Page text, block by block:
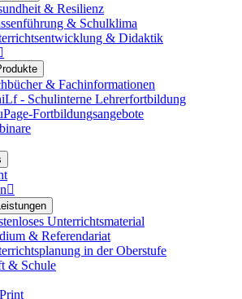
& Resilienz
& Schulklima
& Didaktik
& Fachinformationen
- Schulinterne Lehrerfortbildung
Fortbildungsangebote

Unterrichtsmaterial
& Referendariat
in der Oberstufe
& Schule